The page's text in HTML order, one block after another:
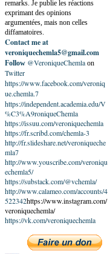
remarks. Je publie les réactions
exprimant des opinions
argumentées, mais non celles
diffamatoires.
Contact me at
veroniquechemla5@gmail.com
Follow @VeroniqueChemlaon
Twitter
https://www.facebook.com/veroniq
ue.chemla.7
https://independent.academia.edu/V
%C3%A9roniqueChemla
https://issuu.com/veroniquechemla
https://fr.scribd.com/chemla-3
http://fr.slideshare.net/veroniqueche
mla7
http://www.youscribe.com/veroniqu
echemla5/
https://substack.com/@vchemla/
http://www.calameo.com/accounts/4
522342https://www.instagram.com/
veroniquechemla/
https://vk.com/veroniquechemla